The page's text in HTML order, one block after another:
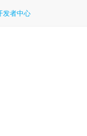
发者中心